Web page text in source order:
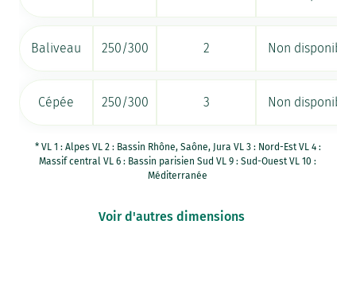
Baliveau 250/300 2 Non disponible
Cépée 250/300 3 Non disponible
* VL 1 : Alpes VL 2 : Bassin Rhône, Saône, Jura VL 3 : Nord-Est VL 4 :
Massif central VL 6 : Bassin parisien Sud VL 9 : Sud-Ouest VL 10 :
Méditerranée
Voir d'autres dimensions